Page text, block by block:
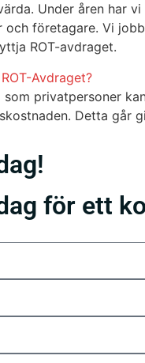
Under åren har
och företagare. Vi
ROT-avdraget.
Avdraget?
privatpersoner
Detta går
för ett